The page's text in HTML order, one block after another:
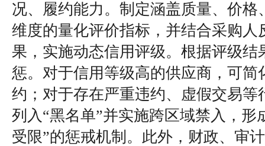
况、履约能力。制定涵盖质量、价格
维度的量化评价指标，并结合采购人
果，实施动态信用评级。根据评级结
惩。对于信用等级高的供应商，可简
约；对于存在严重违约、虚假交易等
列入“黑名单”并实施跨区域禁入，形
受限”的惩戒机制。此外，财政、审